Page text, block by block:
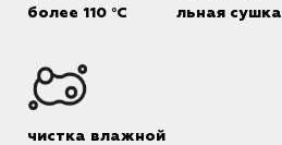
более 110 °C
льная сушка
чистка влажной